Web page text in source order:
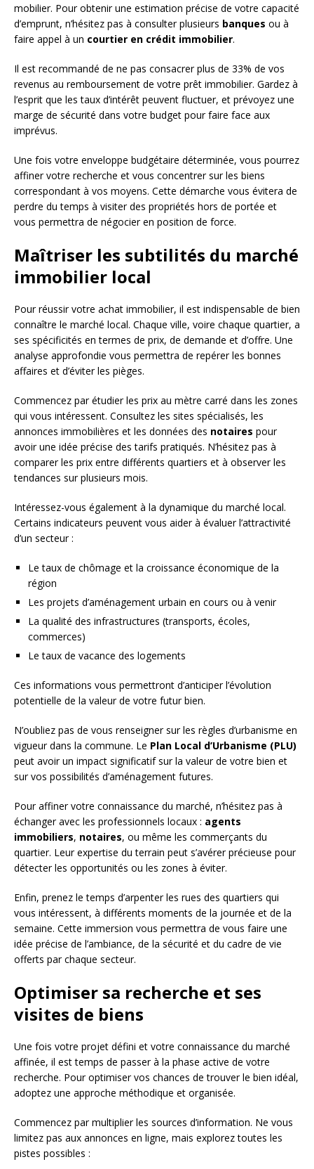
mobilier. Pour obtenir une estimation précise de votre capacité
d’emprunt, n’hésitez pas à consulter plusieurs banques ou à
faire appel à un courtier en crédit immobilier.
Il est recommandé de ne pas consacrer plus de 33% de vos
revenus au remboursement de votre prêt immobilier. Gardez à
l’esprit que les taux d’intérêt peuvent fluctuer, et prévoyez une
marge de sécurité dans votre budget pour faire face aux
imprévus.
Une fois votre enveloppe budgétaire déterminée, vous pourrez
affiner votre recherche et vous concentrer sur les biens
correspondant à vos moyens. Cette démarche vous évitera de
perdre du temps à visiter des propriétés hors de portée et
vous permettra de négocier en position de force.
Maîtriser les subtilités du marché
immobilier local
Pour réussir votre achat immobilier, il est indispensable de bien
connaître le marché local. Chaque ville, voire chaque quartier, a
ses spécificités en termes de prix, de demande et d’offre. Une
analyse approfondie vous permettra de repérer les bonnes
affaires et d’éviter les pièges.
Commencez par étudier les prix au mètre carré dans les zones
qui vous intéressent. Consultez les sites spécialisés, les
annonces immobilières et les données des notaires pour
avoir une idée précise des tarifs pratiqués. N’hésitez pas à
comparer les prix entre différents quartiers et à observer les
tendances sur plusieurs mois.
Intéressez-vous également à la dynamique du marché local.
Certains indicateurs peuvent vous aider à évaluer l’attractivité
d’un secteur :
Le taux de chômage et la croissance économique de la
région
Les projets d’aménagement urbain en cours ou à venir
La qualité des infrastructures (transports, écoles,
commerces)
Le taux de vacance des logements
Ces informations vous permettront d’anticiper l’évolution
potentielle de la valeur de votre futur bien.
N’oubliez pas de vous renseigner sur les règles d’urbanisme en
vigueur dans la commune. Le Plan Local d’Urbanisme (PLU)
peut avoir un impact significatif sur la valeur de votre bien et
sur vos possibilités d’aménagement futures.
Pour affiner votre connaissance du marché, n’hésitez pas à
échanger avec les professionnels locaux : agents
immobiliers, notaires, ou même les commerçants du
quartier. Leur expertise du terrain peut s’avérer précieuse pour
détecter les opportunités ou les zones à éviter.
Enfin, prenez le temps d’arpenter les rues des quartiers qui
vous intéressent, à différents moments de la journée et de la
semaine. Cette immersion vous permettra de vous faire une
idée précise de l’ambiance, de la sécurité et du cadre de vie
offerts par chaque secteur.
Optimiser sa recherche et ses
visites de biens
Une fois votre projet défini et votre connaissance du marché
affinée, il est temps de passer à la phase active de votre
recherche. Pour optimiser vos chances de trouver le bien idéal,
adoptez une approche méthodique et organisée.
Commencez par multiplier les sources d’information. Ne vous
limitez pas aux annonces en ligne, mais explorez toutes les
pistes possibles :